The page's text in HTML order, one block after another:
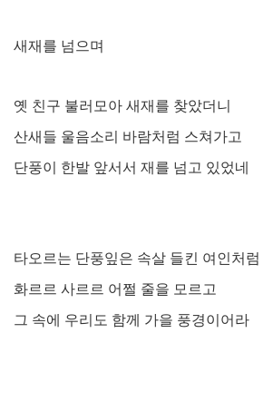
새재를 넘으며
옛 친구 불러모아 새재를 찾았더니
산새들 울음소리 바람처럼 스쳐가고
단풍이 한발 앞서서 재를 넘고 있었네
타오르는 단풍잎은 속살 들킨 여인처럼
화르르 사르르 어쩔 줄을 모르고
그 속에 우리도 함께 가을 풍경이어라